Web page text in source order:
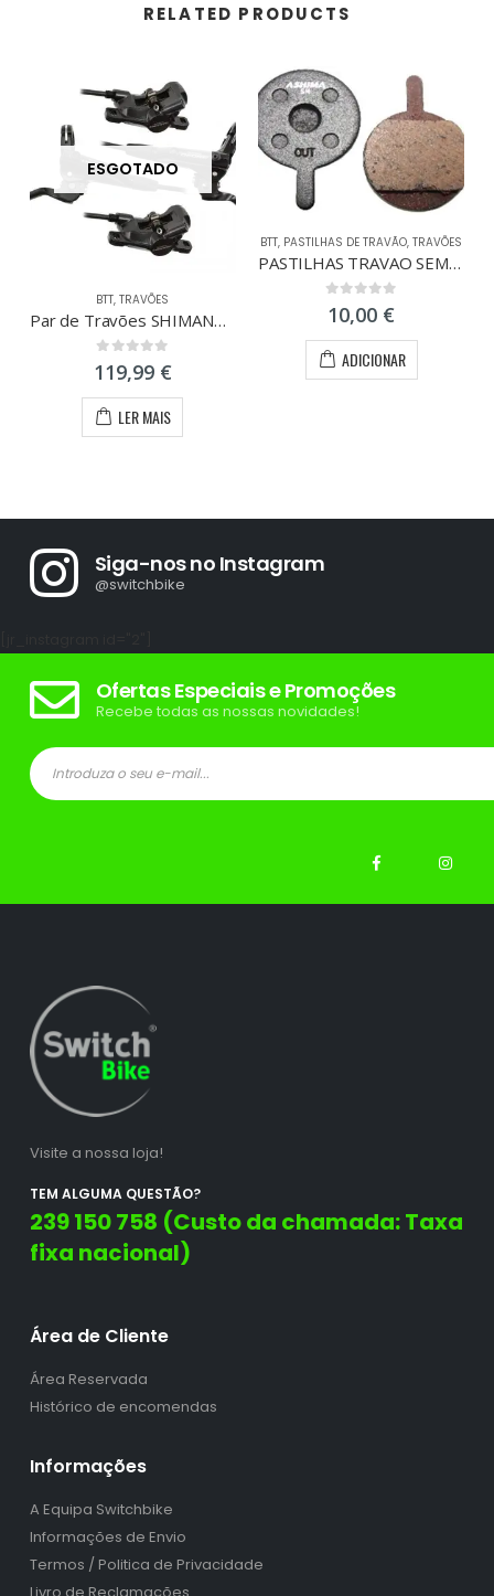
RELATED PRODUCTS
ESGOTADO
BTT,TRAVÕES
Par de Travões SHIMANO DEORE M6000 Sem Disco
0 out of 5
119,99 €
LER MAIS
BTT, PASTILHAS DE TRAVÃO,TRAVÕES
PASTILHAS TRAVAO SEMI-METAL PROMAX
0out of 5
10,00 €
ADICIONAR
Siga-nos no Instagram
@switchbike
Ofertas Especiais e Promoções
Recebe todas as nossas novidades!
Visite a nossa loja!
TEM ALGUMA QUESTÃO?
239 150 758 (Custo da chamada: Taxa
fixa nacional)
Área de Cliente
Área Reservada
Histórico de encomendas
Informações
A Equipa Switchbike
Informações de Envio
Termos / Politica de Privacidade